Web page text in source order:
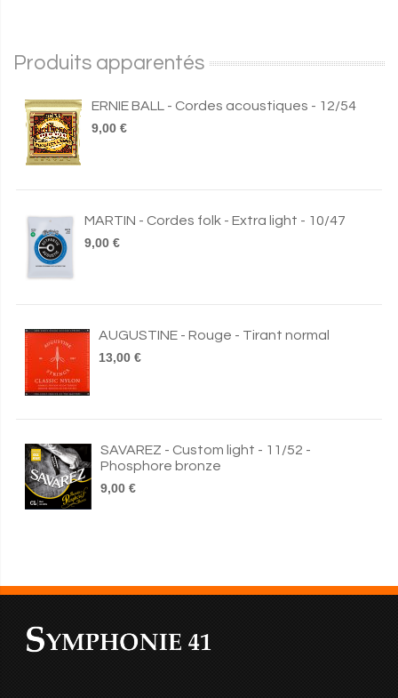
Produits apparentés
ERNIE BALL - Cordes acoustiques - 12/54
9,00 €
MARTIN - Cordes folk - Extra light - 10/47
9,00 €
AUGUSTINE - Rouge - Tirant normal
13,00 €
SAVAREZ - Custom light - 11/52 -
Phosphore bronze
9,00 €